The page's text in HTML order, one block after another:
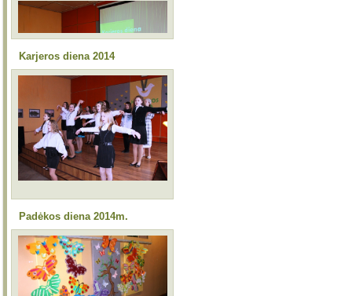
Karjeros diena 2014
Padėkos diena 2014m.